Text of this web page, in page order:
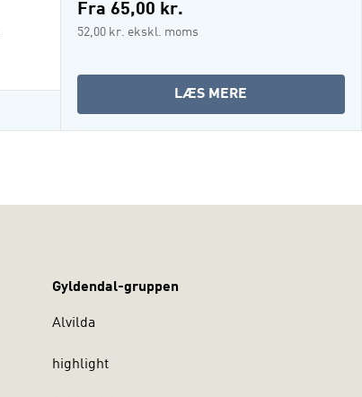
Fra 65,00 kr.
52,00 kr. ekskl. moms
LÆS MERE
DIGITAL
Gyldendal-gruppen
Alvilda
highlight